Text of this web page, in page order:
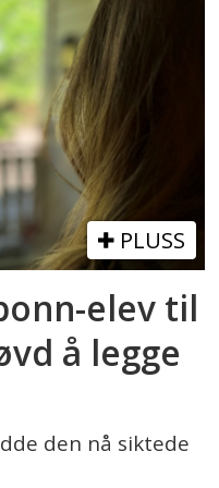
PLUSS
elev til
å legge
den nå siktede